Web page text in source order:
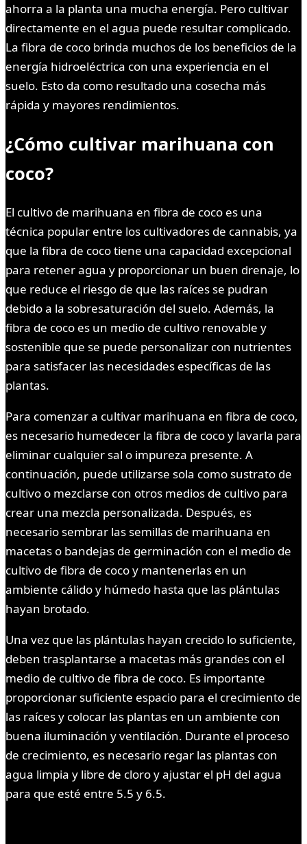
ahorra a la planta una mucha energía. Pero cultivar
directamente en el agua puede resultar complicado.
La fibra de coco brinda muchos de los beneficios de la
energía hidroeléctrica con una experiencia en el
suelo. Esto da como resultado una cosecha más
rápida y mayores rendimientos.
¿Cómo cultivar marihuana con
coco?
El cultivo de marihuana en fibra de coco es una
técnica popular entre los cultivadores de cannabis, ya
que la fibra de coco tiene una capacidad excepcional
para retener agua y proporcionar un buen drenaje, lo
que reduce el riesgo de que las raíces se pudran
debido a la sobresaturación del suelo. Además, la
fibra de coco es un medio de cultivo renovable y
sostenible que se puede personalizar con nutrientes
para satisfacer las necesidades específicas de las
plantas.
Para comenzar a cultivar marihuana en fibra de coco,
es necesario humedecer la fibra de coco y lavarla para
eliminar cualquier sal o impureza presente. A
continuación, puede utilizarse sola como sustrato de
cultivo o mezclarse con otros medios de cultivo para
crear una mezcla personalizada. Después, es
necesario sembrar las semillas de marihuana en
macetas o bandejas de germinación con el medio de
cultivo de fibra de coco y mantenerlas en un
ambiente cálido y húmedo hasta que las plántulas
hayan brotado.
Una vez que las plántulas hayan crecido lo suficiente,
deben trasplantarse a macetas más grandes con el
medio de cultivo de fibra de coco. Es importante
proporcionar suficiente espacio para el crecimiento de
las raíces y colocar las plantas en un ambiente con
buena iluminación y ventilación. Durante el proceso
de crecimiento, es necesario regar las plantas con
agua limpia y libre de cloro y ajustar el pH del agua
para que esté entre 5.5 y 6.5.